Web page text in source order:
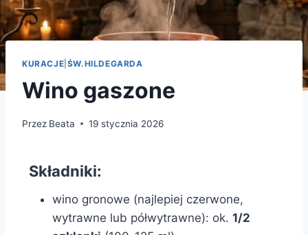
KURACJE ŚW.HILDEGARDA
Wino gaszone
Przez Beata 19 stycznia 2026
Składniki:
wino gronowe (najlepiej czerwone,
wytrawne lub półwytrawne): ok. 1/2